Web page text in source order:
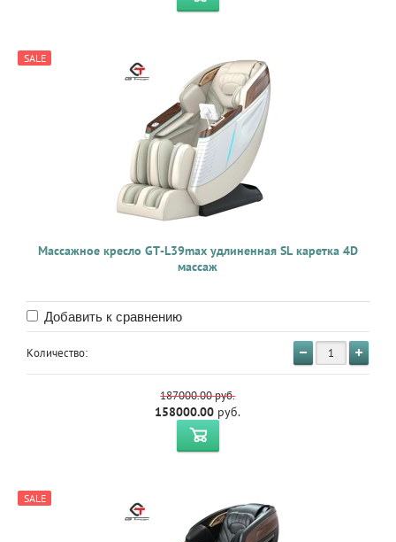
SALE
Массажное кресло GT-L39max удлиненная SL каретка 4D
массаж
Добавить к сравнению
Количество:
187000.00руб.
158000.00 руб.
SALE